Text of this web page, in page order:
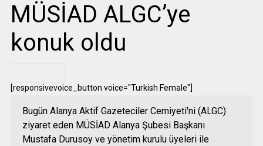
MÜSİAD ALGC’ye
konuk oldu
[responsivevoice_button voice="Turkish Female"]
Bugün Alanya Aktif Gazeteciler Cemiyeti'ni (ALGC)
ziyaret eden MÜSİAD Alanya Şubesi Başkanı
Mustafa Durusoy ve yönetim kurulu üyeleri ile